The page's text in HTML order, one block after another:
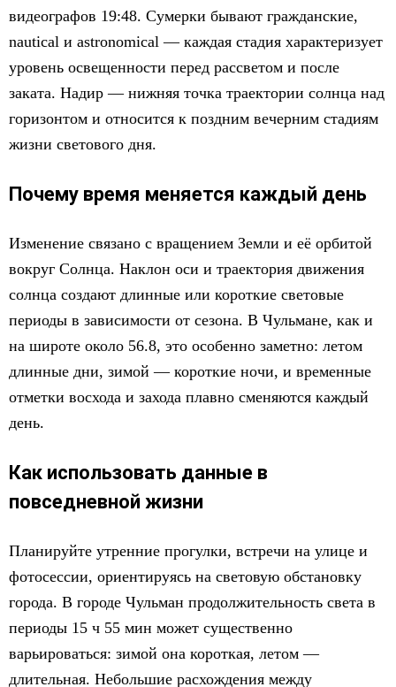
видеографов 19:48. Сумерки бывают гражданские,
nautical и astronomical — каждая стадия характеризует
уровень освещенности перед рассветом и после
заката. Надир — нижняя точка траектории солнца над
горизонтом и относится к поздним вечерним стадиям
жизни светового дня.
Почему время меняется каждый день
Изменение связано с вращением Земли и её орбитой
вокруг Солнца. Наклон оси и траектория движения
солнца создают длинные или короткие световые
периоды в зависимости от сезона. В Чульмане, как и
на широте около 56.8, это особенно заметно: летом
длинные дни, зимой — короткие ночи, и временные
отметки восхода и захода плавно сменяются каждый
день.
Как использовать данные в
повседневной жизни
Планируйте утренние прогулки, встречи на улице и
фотосессии, ориентируясь на световую обстановку
города. В городе Чульман продолжительность света в
периоды 15 ч 55 мин может существенно
варьироваться: зимой она короткая, летом —
длительная. Небольшие расхождения между